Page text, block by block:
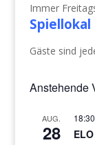
Immer
Spiellokal
Gäste sind
Anstehende
AUG.
28
18:30